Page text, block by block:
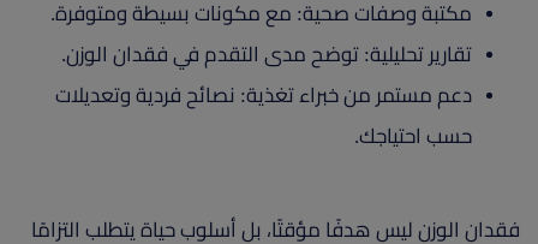
مكتبة وصفات صحية: مع مكونات بسيطة ومتوفرة.
تقارير تحليلية: توضح مدى التقدم في فقدان الوزن.
دعم مستمر من خبراء تغذية: نصائح فردية وتعديلات
حسب احتياجك.
فقدان الوزن ليس هدفًا مؤقتًا، بل أسلوب حياة يتطلب التزامًا